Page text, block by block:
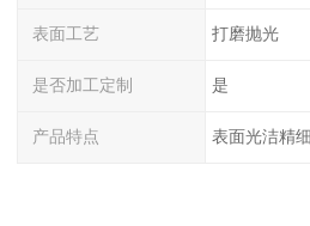
表面工艺 打磨抛光
是否加工定制 是
产品特点 表面光洁精